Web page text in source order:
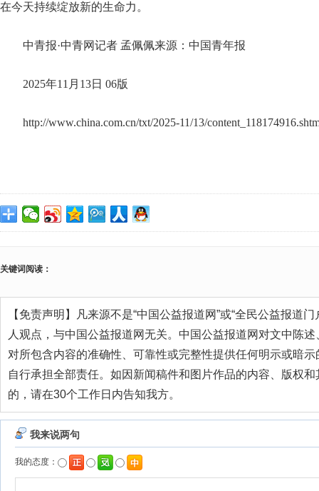
在今天持续绽放新的生命力。
中青报·中青网记者 孟佩佩来源：中国青年报
2025年11月13日 06版
http://www.china.com.cn/txt/2025-11/13/
关键词阅读：
【免责声明】凡来源不是“中国公益报道网”或“全民公益报道
人观点，与中国公益报道网无关。中国公益报道网对文中陈
对所包含内容的准确性、可靠性或完整性提供任何明示或暗
自行承担全部责任。如因新闻稿件和图片作品的内容、版权
的，请在30个工作日内告知我方。